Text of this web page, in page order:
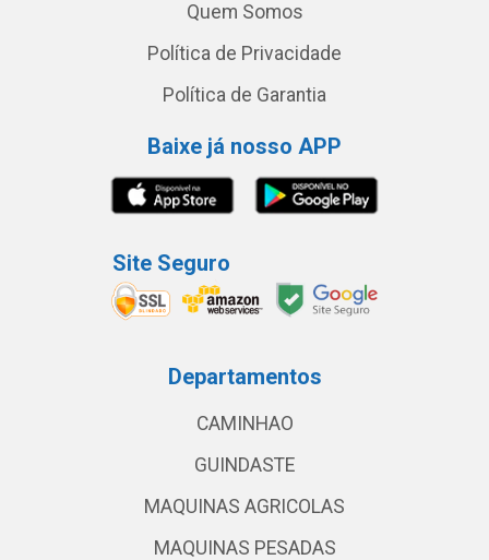
Quem Somos
Política de Privacidade
Política de Garantia
Baixe já nosso APP
Site Seguro
Departamentos
CAMINHAO
GUINDASTE
MAQUINAS AGRICOLAS
MAQUINAS PESADAS